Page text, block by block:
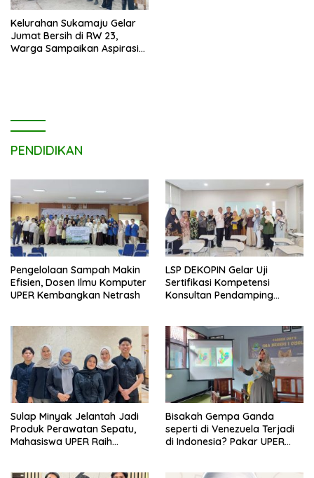
Kelurahan Sukamaju Gelar
Jumat Bersih di RW 23,
Warga Sampaikan Aspirasi
PENDIDIKAN
Pengelolaan Sampah Makin
Efisien, Dosen Ilmu Komputer
UPER Kembangkan Netrash
LSP DEKOPIN Gelar Uji
Sertifikasi Kompetensi
Konsultan Pendamping
Sulap Minyak Jelantah Jadi
Produk Perawatan Sepatu,
Mahasiswa UPER Raih
Bisakah Gempa Ganda
seperti di Venezuela Terjadi
di Indonesia? Pakar UPER